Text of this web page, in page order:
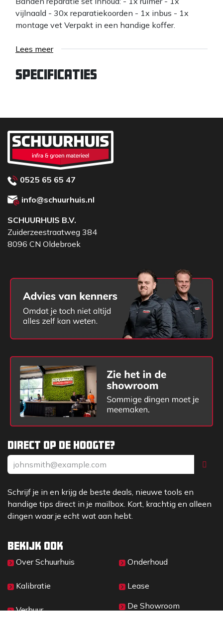
vijlnaald - 30x reparatiekoorden - 1x inbus - 1x
montage vet Verpakt in een handige koffer.
Lees meer
Specificaties
Direct op de hoogte?
Schrijf je in en krijg de beste deals, nieuwe tools en
handige tips direct in je mailbox. Kort, krachtig en alleen
dingen waar je echt wat aan hebt.
Bekijk ook
Over Sc​huurhuis
Kalibratie
Verhuur
Onderhoud
Lease
De Showroom
0525 65 65 47
info@schuurhuis.nl
SCHUURHUIS B.V.
Zuiderzeestraatweg 384
8096 CN Oldebroek